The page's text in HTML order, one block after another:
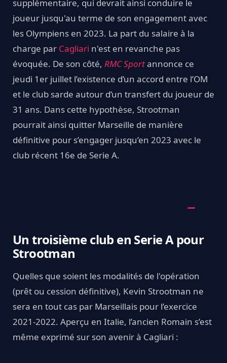
supplémentaire, qui devrait ainsi conduire le
joueur jusqu'au terme de son engagement avec
les Olympiens en 2023. La part du salaire à la
charge par Cagliari n'est en revanche pas
évoquée. De son côté, RMC Sportannonce ce
jeudi 1er juillet l’existence d’un accord entre l’OM
et le club sarde autour d’un transfert du joueur de
31 ans. Dans cette hypothèse, Strootman
pourrait ainsi quitter Marseille de manière
définitive pour s’engager jusqu’en 2023 avec le
club récent 16e de Serie A.
Un troisième club en Serie A pour
Strootman
Quelles que soient les modalités de l'opération
(prêt ou cession définitive), Kevin Strootman ne
sera en tout cas par Marseillais pour l’exercice
2021-2022. Aperçu en Italie, l’ancien Romain s’est
même exprimé sur son avenir à Cagliari :